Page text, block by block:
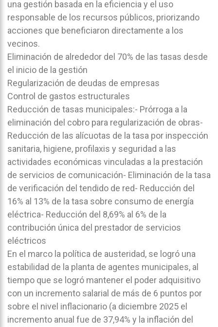
una gestión basada en la eficiencia y el uso
responsable de los recursos públicos, priorizando
acciones que beneficiaron directamente a los
vecinos.
Eliminación de alrededor del 70% de las tasas desde
el inicio de la gestión
Regularización de deudas de empresas
Control de gastos estructurales
Reducción de tasas municipales:- Prórroga a la
eliminación del cobro para regularización de obras-
Reducción de las alícuotas de la tasa por inspección
sanitaria, higiene, profilaxis y seguridad a las
actividades económicas vinculadas a la prestación
de servicios de comunicación- Eliminación de la tasa
de verificación del tendido de red- Reducción del
16% al 13% de la tasa sobre consumo de energía
eléctrica- Reducción del 8,69% al 6% de la
contribución única del prestador de servicios
eléctricos
En el marco la política de austeridad, se logró una
estabilidad de la planta de agentes municipales, al
tiempo que se logró mantener el poder adquisitivo
con un incremento salarial de más de 6 puntos por
sobre el nivel inflacionario (a diciembre 2025 el
incremento anual fue de 37,94% y la inflación del